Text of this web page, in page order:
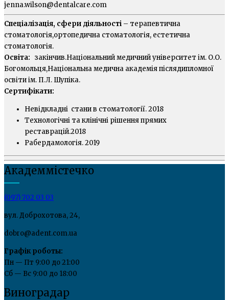
jenna.wilson@dentalcare.com
Спеціалізація, сфери діяльності – терапевтична
стоматологія,ортопедична стоматологія, естетична
стоматологія.
Освіта: закінчив.Національний медичний університет ім. О.О.
Богомольця,Національна медична академія післядипломної
освіти ім. П.Л. Шупіка.
Сертифікати:
Невідкладні стани в стоматології. 2018
Технологічні та клінічні рішення прямих
реставрацій.2018
Рабердамологія. 2019
Академмістечко
(097) 702 03 03
вул. Доброхотова, 24,
dobro@adent.com.ua
Графік роботы:
Пн — Пт 9:00 до 21:00
Сб — Вс 9:00 до 18:00
Виноградар